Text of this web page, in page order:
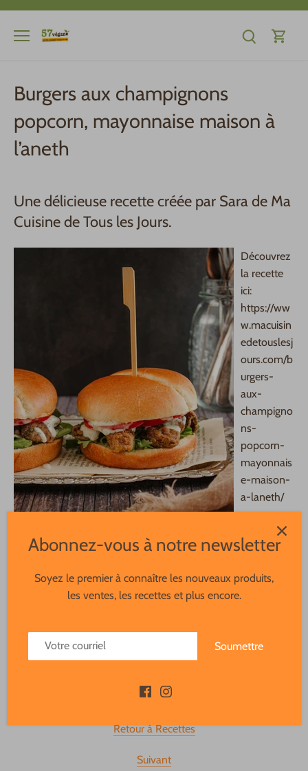
contenu
Burgers aux champignons
popcorn, mayonnaise maison à
l’aneth
Une délicieuse recette créée par Sara de Ma
Cuisine de Tous les Jours.
Découvrez
la recette
ici:
https://ww
w.macuisin
edetouslesj
ours.com/b
urgers-
aux-
champigno
ns-
popcorn-
mayonnais
e-maison-
a-laneth/
Partager ceci: Partager
Précédent
Retour à Recettes
Suivant
Abonnez-vous à notre newsletter
Soyez le premier à connaître les nouveaux produits,
les ventes, les recettes et plus encore.
Soumettre